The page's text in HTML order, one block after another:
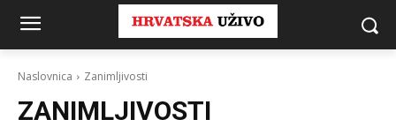
Naslovnica Zanimljivosti
ZANIMLJIVOSTI